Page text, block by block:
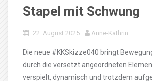
Stapel mit Schwung
22. August 2025 Anne-Kathrin
Die neue #KKSkizze040 bringt
durch die versetzt angeordneten
verspielt, dynamisch und trotzdem